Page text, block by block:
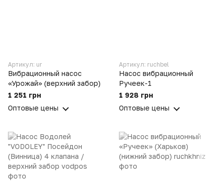
Артикул: ur
Вибрационный насос
«Урожай» (верхний забор)
1 251 грн
Оптовые цены
Артикул: ruchbel
Насос вибрационный
Ручеек-1
1 928 грн
Оптовые цены